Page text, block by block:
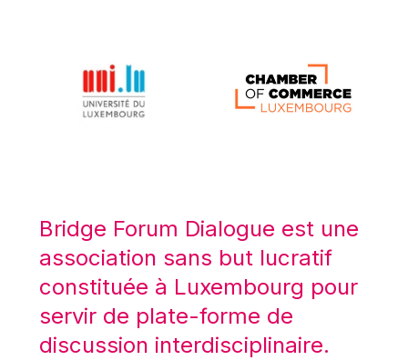
Lucas Papademos
Máire Geoghegan-Quinn
Mario Centeno
Mario Monti
Maroš ŠEFČOVIČ
Martin Bailey
Martine Reicherts
Bridge Forum Dialogue est une
association sans but lucratif
constituée à Luxembourg pour
servir de plate-forme de
discussion interdisciplinaire.